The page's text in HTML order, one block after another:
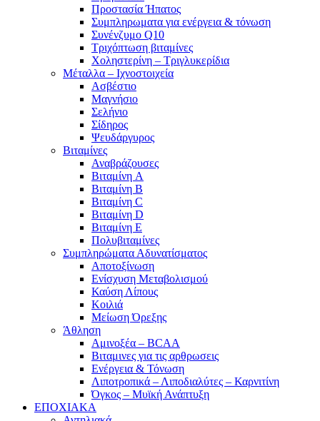
Προστασία Ήπατος
Συμπληρωματα για ενέργεια & τόνωση
Συνένζυμο Q10
Τριχόπτωση βιταμίνες
Χοληστερίνη – Τριγλυκερίδια
Μέταλλα – Ιχνοστοιχεία
Ασβέστιο
Μαγνήσιο
Σελήνιο
Σίδηρος
Ψευδάργυρος
Βιταμίνες
Αναβράζουσες
Βιταμίνη A
Βιταμίνη B
Βιταμίνη C
Βιταμίνη D
Βιταμίνη E
Πολυβιταμίνες
Συμπληρώματα Αδυνατίσματος
Αποτοξίνωση
Ενίσχυση Μεταβολισμού
Καύση Λίπους
Κοιλιά
Μείωση Όρεξης
Άθληση
Αμινοξέα – BCAA
Βιταμινες για τις αρθρωσεις
Ενέργεια & Τόνωση
Λιποτροπικά – Λιποδιαλύτες – Καρνιτίνη
Όγκος – Μυϊκή Ανάπτυξη
ΕΠΟΧΙΑΚΑ